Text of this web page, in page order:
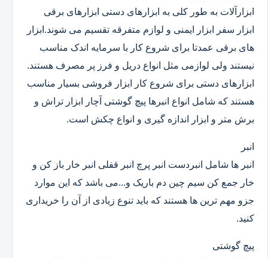
ابزارآلات به طور کلی به ابزارهای دستی ابزارهای برقی
ابزار سفر ابزار ایمنی و لوازم متفرقه تقسیم می شوند.ابزار
های برقی عمدتا برای شروع کار با سرمایه اندک مناسب
نیستند ولی لوازمی مثل انواع دریل و فرز پر مصرف هستند.
ابزارهای دستی برای شروع کار ابزار فروشی بسیار مناسب
هستند که شامل انواع انبرها پیچ گوشتی آچار ابزار تراش و
برش متر و ابزار اندازه گیری و انواع چکش است.
انبر
انبر ها شامل انبردست انبر پرچ انبر قفلی انبر خار باز کن و
خار جمع کن سیم چین دم باریک و...می باشد که این موارد
جزو مهم ترین ها هستند که باید تنوع زیادی از آن را خریداری
کنید.
پیچ گوشتی